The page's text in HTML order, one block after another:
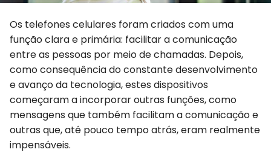
Os telefones celulares foram criados com uma
função clara e primária: facilitar a comunicação
entre as pessoas por meio de chamadas. Depois,
como consequência do constante desenvolvimento
e avanço da tecnologia, estes dispositivos
começaram a incorporar outras funções, como
mensagens que também facilitam a comunicação e
outras que, até pouco tempo atrás, eram realmente
impensáveis.